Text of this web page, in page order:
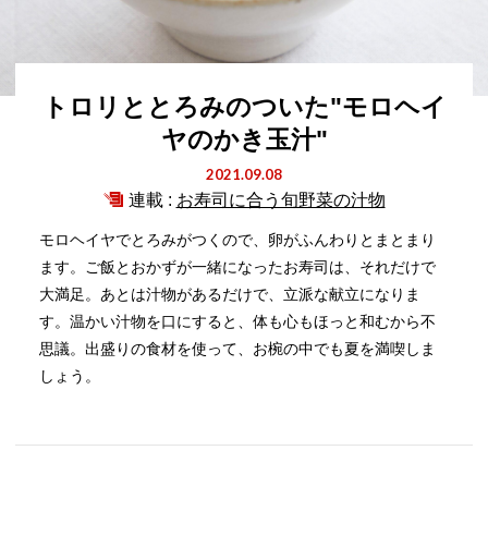
トロリととろみのついた"モロヘイ
ヤのかき玉汁"
2021.09.08
連載 : お寿司に合う旬野菜の汁物
モロヘイヤでとろみがつくので、卵がふんわりとまとまり
ます。ご飯とおかずが一緒になったお寿司は、それだけで
大満足。あとは汁物があるだけで、立派な献立になりま
す。温かい汁物を口にすると、体も心もほっと和むから不
思議。出盛りの食材を使って、お椀の中でも夏を満喫しま
しょう。